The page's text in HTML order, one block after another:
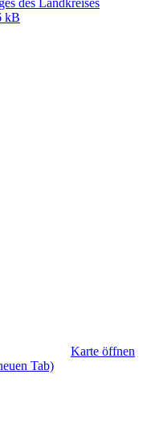
des Landkreises
kB
Karte öffnen
Tab)